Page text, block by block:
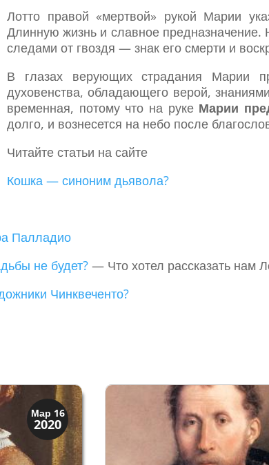
Лотто правой «мертвой» рукой Марии
Длинную жизнь и славное
следами от гвоздя — знак его смерти и
В глазах верующих страдания Марии
духовенства, обладающего верой,
временная, потому что на руке Марии
долго, и вознесется на небо после
Читайте статьи на сайте
Кошка — синоним дьявола?
Палладио
не будет? — Что хотел рассказать нам
Чинквеченто?
Мар 16
2020
История
Открытия